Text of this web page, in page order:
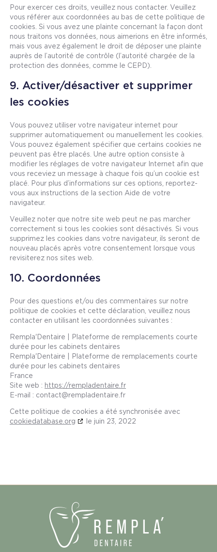
Pour exercer ces droits, veuillez nous contacter. Veuillez
vous référer aux coordonnées au bas de cette politique de
cookies. Si vous avez une plainte concernant la façon dont
nous traitons vos données, nous aimerions en être informés,
mais vous avez également le droit de déposer une plainte
auprès de l’autorité de contrôle (l’autorité chargée de la
protection des données, comme le CEPD).
9. Activer/désactiver et supprimer
les cookies
Vous pouvez utiliser votre navigateur internet pour
supprimer automatiquement ou manuellement les cookies.
Vous pouvez également spécifier que certains cookies ne
peuvent pas être placés. Une autre option consiste à
modifier les réglages de votre navigateur Internet afin que
vous receviez un message à chaque fois qu’un cookie est
placé. Pour plus d’informations sur ces options, reportez-
vous aux instructions de la section Aide de votre
navigateur.
Veuillez noter que notre site web peut ne pas marcher
correctement si tous les cookies sont désactivés. Si vous
supprimez les cookies dans votre navigateur, ils seront de
nouveau placés après votre consentement lorsque vous
revisiterez nos sites web.
10. Coordonnées
Pour des questions et/ou des commentaires sur notre
politique de cookies et cette déclaration, veuillez nous
contacter en utilisant les coordonnées suivantes :
Rempla'Dentaire | Plateforme de remplacements courte
durée pour les cabinets dentaires
Rempla'Dentaire | Plateforme de remplacements courte
durée pour les cabinets dentaires
France
Site web : https://rempladentaire.fr
E-mail : rf.eriatnedalpmer@tcatnoc
Cette politique de cookies a été synchronisée avec
cookiedatabase.org
le juin 23, 2022